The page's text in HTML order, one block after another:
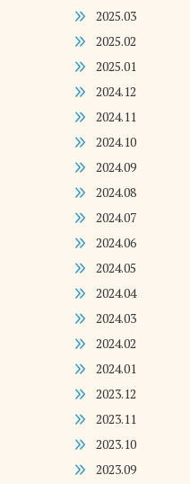
2025.03
2025.02
2025.01
2024.12
2024.11
2024.10
2024.09
2024.08
2024.07
2024.06
2024.05
2024.04
2024.03
2024.02
2024.01
2023.12
2023.11
2023.10
2023.09